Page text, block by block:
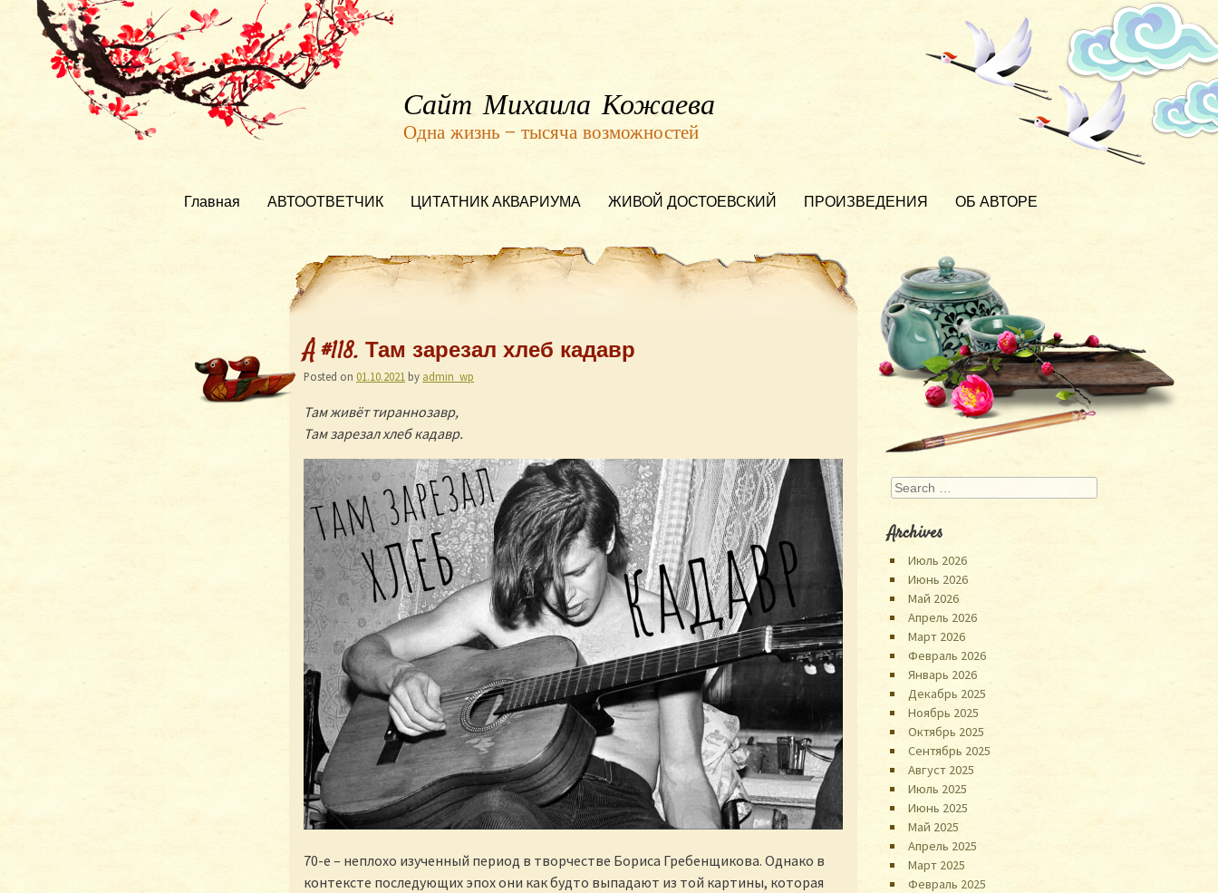
Сайт Михаила Кожаева
Одна жизнь — тысяча возможностей
Главная АВТООТВЕТЧИК ЦИТАТНИК АКВАРИУМА ЖИВОЙ ДОСТОЕВСКИЙ ПРОИЗВЕДЕНИЯ ОБ АВТОРЕ
Å #118. Там зарезал хлеб кадавр
Posted on 01.10.2021 by admin_wp
Там живёт тираннозавр,
Там зарезал хлеб кадавр.
70-е – неплохо изученный период в творчестве Бориса Гребенщикова. Однако в
контексте последующих эпох они как будто выпадают из той картины, которая
Search
Archives
Июль 2026
Июнь 2026
Май 2026
Апрель 2026
Март 2026
Февраль 2026
Январь 2026
Декабрь 2025
Ноябрь 2025
Октябрь 2025
Сентябрь 2025
Август 2025
Июль 2025
Июнь 2025
Май 2025
Апрель 2025
Март 2025
Февраль 2025